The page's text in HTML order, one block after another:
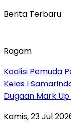
Berita Terbaru
Ragam
Koalisi Pemuda
Kelas I
Dugaan Mark
Kamis, 23 Jul